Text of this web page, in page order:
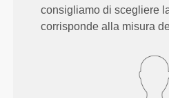
consigliamo di scegliere
corrisponde alla misura